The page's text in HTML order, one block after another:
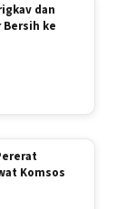
dan
Bersih ke
Komsos